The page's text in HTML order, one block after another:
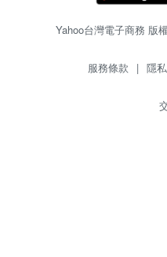
Yahoo台灣電子商務 版
服務條款 | 隱